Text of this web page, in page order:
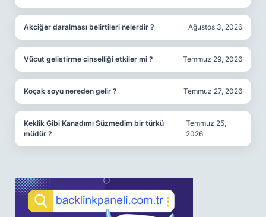
Akciğer daralması belirtileri nelerdir ? Ağustos 3, 2026
Vücut gelistirme cinselliği etkiler mi ? Temmuz 29, 2026
Koçak soyu nereden gelir ? Temmuz 27, 2026
Keklik Gibi Kanadımı Süzmedim bir türkü
müdür ?
Temmuz 25,
2026